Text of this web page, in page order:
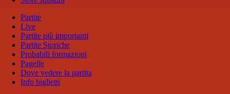
Partite
Live
Partite più importanti
Partite Storiche
Probabili formazioni
Pagelle
Dove vedere la partita
Info biglietti